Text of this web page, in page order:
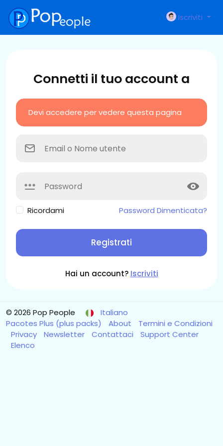
Iscriviti
Connetti il tuo account a
Devi accedere per vedere questa pagina
Ricordami Password Dimenticata?
Registrati
Hai un account? Iscriviti
© 2026 Pop People
Italiano
Pacotes Plus (plus packs)
About
Termini e Condizioni
Privacy
Newsletter Contattaci
Support Center
Elenco